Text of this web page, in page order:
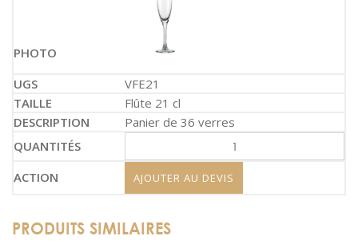
VFE21
Flûte 21 cl
Panier de 36 verres
AJOUTER AU DEVIS
PRODUITS SIMILAIRES